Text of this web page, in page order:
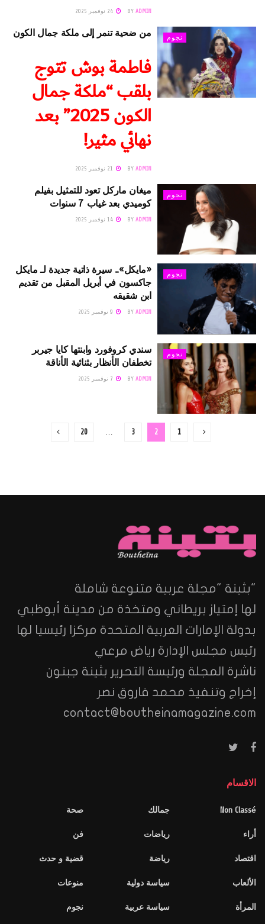
BYADMIN 24 نوفمبر 2025
نجوم من ضحية تنمر إلى ملكة جمال الكون
فاطمة بوش تتوج
بلقب “ملكة جمال
الكون 2025” بعد
نهائي مثير!
BYADMIN
نجوم
ميغان ماركل تعود للتمثيل بفيلم
كوميدي بعد غياب 7 سنوات
BYADMIN 14 نوفمبر 2025
نجوم
«مايكل».. سيرة ذاتية جديدة لـ مايكل
جاكسون في أبريل المقبل من تقديم
ابن شقيقه
BYADMIN
نجوم
سندي كروفورد وابنتها كايا جيربر
تخطفان الأنظار بثنائية الأناقة
BYADMIN
1
2
3
…
20
"بثينة "مجلة عربية متنوعة شاملة
لها إمتياز بريطاني ومتخذة من مدينة أبوظبي
بدولة الإمارات العربية المتحدة مركزا رئيسيا لها
رئيس مجلس الإدارة رياض مرعي
ناشرة المجلة ورئيسة التحرير بثينة جبنون
إخراج وتنفيذ محمد فاروق نصر
contact@boutheinamagazine.com
الاقسام
Non Classé
أراء
اقتصاد
الألعاب
المرأة
جمالك
رياضات
رياضة
سياسة دولية
سياسة عربية
صحة
فن
قضية و حدث
منوعات
نجوم